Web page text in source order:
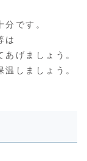
です。
は
げましょう。
しましょう。